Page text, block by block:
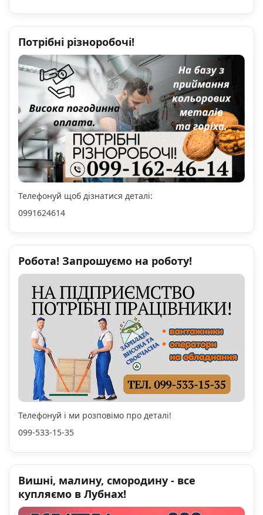
Потрібні різноробочі!
Телефонуй щоб дізнатися деталі:
0991624614
Робота! Запрошуємо на роботу!
Телефонуй і ми розповімо про деталі!
099-533-15-35
Вишні, малину, смородину - все
купляємо в Лубнах!